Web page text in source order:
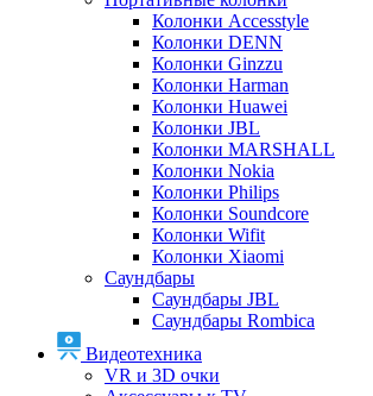
Колонки Accesstyle
Колонки DENN
Колонки Ginzzu
Колонки Harman
Колонки Huawei
Колонки JBL
Колонки MARSHALL
Колонки Nokia
Колонки Philips
Колонки Soundcore
Колонки Wifit
Колонки Xiaomi
Саундбары
Саундбары JBL
Саундбары Rombica
Видеотехника
VR и 3D очки